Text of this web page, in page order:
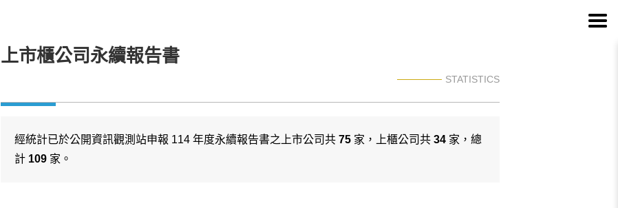
上市櫃公司永續報告書
STATISTICS
經統計已於公開資訊觀測站申報 114 年度永續報告書之上市公司共 75 家，上櫃公司共 34 家，總
計 109 家。